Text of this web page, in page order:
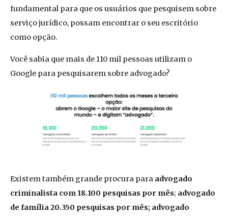
fundamental para que os usuários que pesquisem sobre
serviço jurídico, possam encontrar o seu escritório
como opção.
Você sabia que mais de 110 mil pessoas utilizam o
Google para pesquisarem sobre advogado?
Existem também grande procura para advogado
criminalista com 18.100 pesquisas por mês; advogado
de família 20.350 pesquisas por mês; advogado